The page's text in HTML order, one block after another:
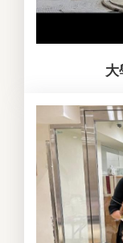
大